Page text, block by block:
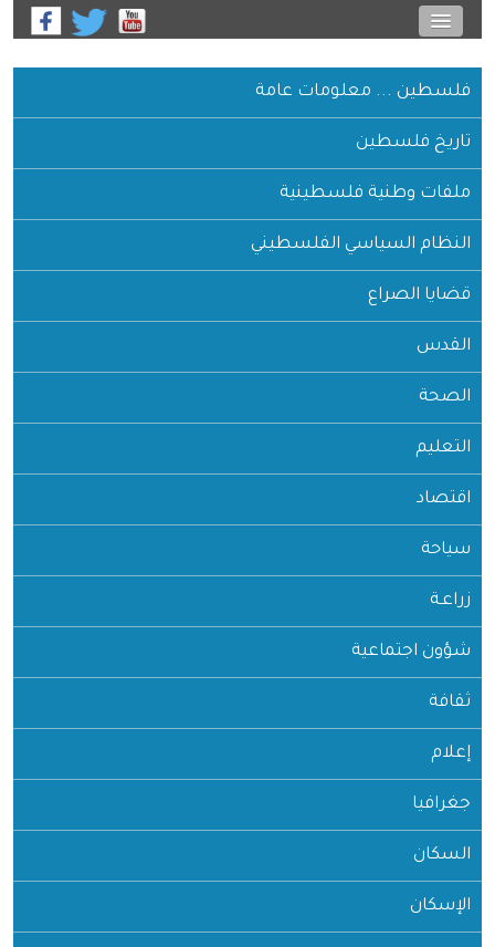
فلسطين ... معلومات عامة
تاريخ فلسطين
ملفات وطنية فلسطينية
النظام السياسي الفلسطيني
قضايا الصراع
القدس
الصحة
التعليم
اقتصاد
سياحة
زراعـة
شؤون اجتماعية
ثقافة
إعلام
جغرافيا
السكان
الإسكان